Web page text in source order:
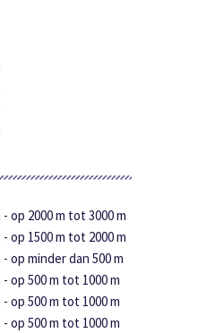
- op 2000 m tot 3000 m
- op 1500 m tot 2000 m
- op minder dan 500 m
- op 500 m tot 1000 m
- op 500 m tot 1000 m
- op 500 m tot 1000 m